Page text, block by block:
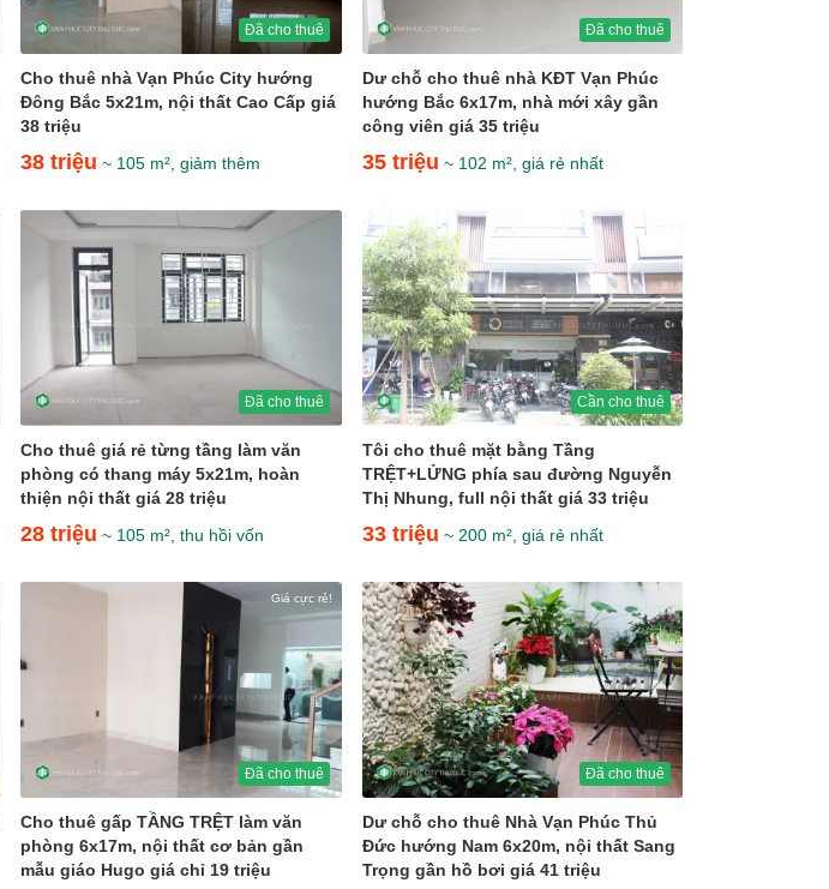
Đã cho thuê
Cho thuê nhà Vạn Phúc City hướng
Đông Bắc 5x21m, nội thất Cao Cấp giá
38 triệu
38 triệu ~ 105 m², giảm thêm
Đã cho thuê
Dư chỗ cho thuê nhà KĐT Vạn Phúc
hướng Bắc 6x17m, nhà mới xây gần
công viên giá 35 triệu
35 triệu ~ 102 m², giá rẻ nhất
Đã cho thuê
Cho thuê giá rẻ từng tầng làm văn
phòng có thang máy 5x21m, hoàn
thiện nội thất giá 28 triệu
28 triệu ~ 105 m², thu hồi vốn
Cần cho thuê
Tôi cho thuê mặt bằng Tầng
TRỆT+LỬNG phía sau đường Nguyễn
Thị Nhung, full nội thất giá 33 triệu
33 triệu ~ 200 m², giá rẻ nhất
Giá cực rẻ!
Đã cho thuê
Cho thuê gấp TẦNG TRỆT làm văn
phòng 6x17m, nội thất cơ bản gần
mẫu giáo Hugo giá chỉ 19 triệu
Đã cho thuê
Dư chỗ cho thuê Nhà Vạn Phúc Thủ
Đức hướng Nam 6x20m, nội thất Sang
Trọng gần hồ bơi giá 41 triệu